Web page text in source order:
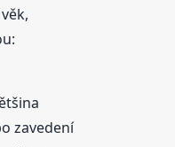
zavedení